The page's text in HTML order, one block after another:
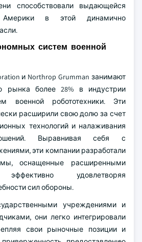
способствовали выдающейся
в этой динамично
систем военной
и Northrop Grumman занимают
рынка более 28% в индустрии
военной робототехники. Эти
расширили свою долю за счет
технологий и налаживания
Выравнивая себя с
эти компании разработали
оснащенные расширенными
эффективно удовлетворяя
сил обороны.
учреждениями и
они легко интегрировали
свои рыночные позиции и